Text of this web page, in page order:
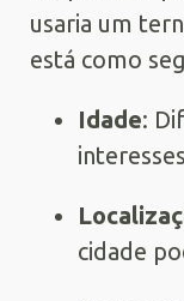
usaria um
está como
Idade:
cidade